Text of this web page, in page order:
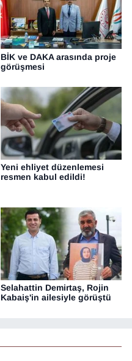
BİK ve DAKA arasında proje
görüşmesi
Yeni ehliyet düzenlemesi
resmen kabul edildi!
Selahattin Demirtaş, Rojin
Kabaiş'in ailesiyle görüştü